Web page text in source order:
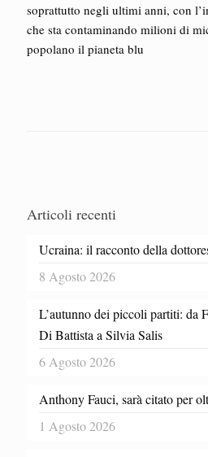
soprattutto negli ultimi anni, con
che sta contaminando milioni di
popolano il pianeta blu
Articoli recenti
Ucraina: il racconto della
8 Agosto 2026
L’autunno dei piccoli partiti: da
Di Battista a Silvia Salis
6 Agosto 2026
Anthony Fauci, sarà citato per
1 Agosto 2026